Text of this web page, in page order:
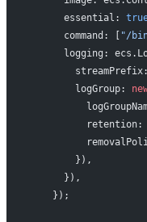
      essential:
      command: [
"/
logging:
        logGroup:
retention:
        }),
      }),
    });